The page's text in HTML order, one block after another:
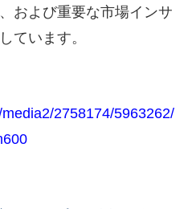
および重要な市場インサ
ています。
2758174/5963262/